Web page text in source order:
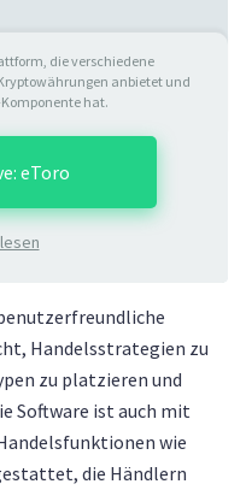
die verschiedene
anbietet und
hat.
eToro
Handelsstrategien zu
zu platzieren und
Software ist auch mit
wie
die Händlern